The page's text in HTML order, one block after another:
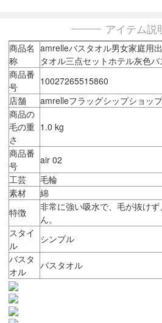
アイテム説
商品名
称
amrelleバスタオル男女家庭用
タオル三点セットホテル灰色
商品番
号
10027265515860
店舗
amrelleフラッグシップショッ
商品の
毛の重
さ
1.0 kg
商品番
号
air 02
工芸
毛輪
素材
綿
特徴
非常に強い吸水で、毛が抜け
ん。
スタイ
ル
シンプル
バスタ
オル
バスタオル